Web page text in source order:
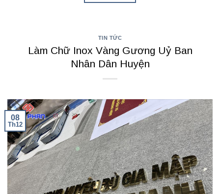
TIN TỨC
Làm Chữ Inox Vàng Gương Uỷ Ban
Nhân Dân Huyện
08
Th12